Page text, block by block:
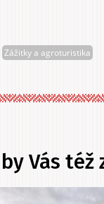
Zážitky a agroturistika
Vás též